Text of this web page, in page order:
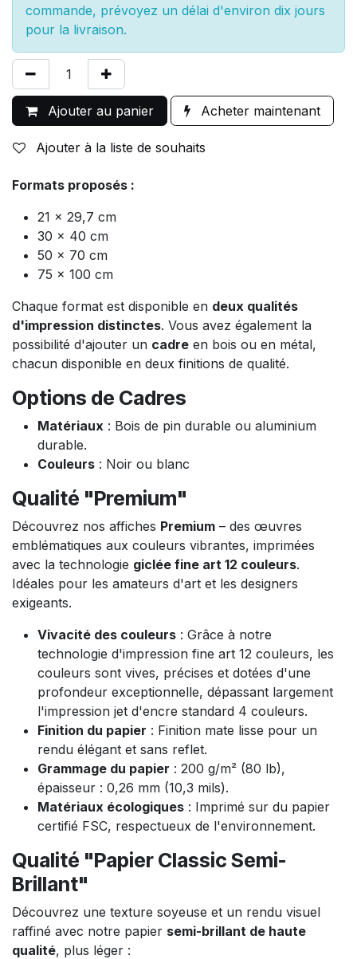
commande, prévoyez un délai d'environ dix jours
pour la livraison.
Ajouter au panier Acheter maintenant
Ajouter à la liste de souhaits
Formats proposés :
21 x 29,7 cm
30 x 40 cm
50 x 70 cm
75 x 100 cm
Chaque format est disponible en deux qualités
d'impression distinctes. Vous avez également la
possibilité d'ajouter un cadre en bois ou en métal,
chacun disponible en deux finitions de qualité.
Options de Cadres
Matériaux : Bois de pin durable ou aluminium
durable.
Couleurs : Noir ou blanc
Qualité "Premium"
Découvrez nos affiches Premium – des œuvres
emblématiques aux couleurs vibrantes, imprimées
avec la technologie giclée fine art 12 couleurs.
Idéales pour les amateurs d'art et les designers
exigeants.
Vivacité des couleurs : Grâce à notre
technologie d'impression fine art 12 couleurs, les
couleurs sont vives, précises et dotées d'une
profondeur exceptionnelle, dépassant largement
l'impression jet d'encre standard 4 couleurs.
Finition du papier : Finition mate lisse pour un
rendu élégant et sans reflet.
Grammage du papier : 200 g/m² (80 lb),
épaisseur : 0,26 mm (10,3 mils).
Matériaux écologiques : Imprimé sur du papier
certifié FSC, respectueux de l'environnement.
Qualité "Papier Classic Semi-
Brillant"
Découvrez une texture soyeuse et un rendu visuel
raffiné avec notre papier semi-brillant de haute
qualité, plus léger :